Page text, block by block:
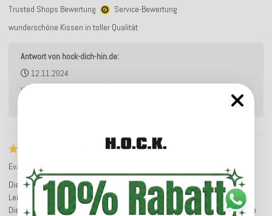
Trusted Shops Bewertung
Service-Bewertung
wunderschöne Kissen in toller Qualität
Antwort von hock-dich-hin.de:
12.11.2024
Vielen Dank für das liebe Feedback! Es freut uns sehr, dass Ihnen
Qualität top - Kosten für Rückversand
Eva B.
Die Qualität der Samtkissen ist wirklich toll 😊
Leider muss man den Rückversand selber zahlen
Die Farbe hat nicht ganz gepasst und bei Kissen kann aufgrund der Größe